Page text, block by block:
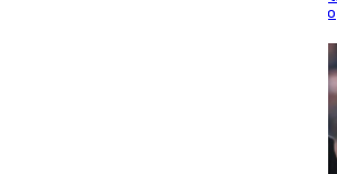
para sellar una etapa de colaboración y diálogo